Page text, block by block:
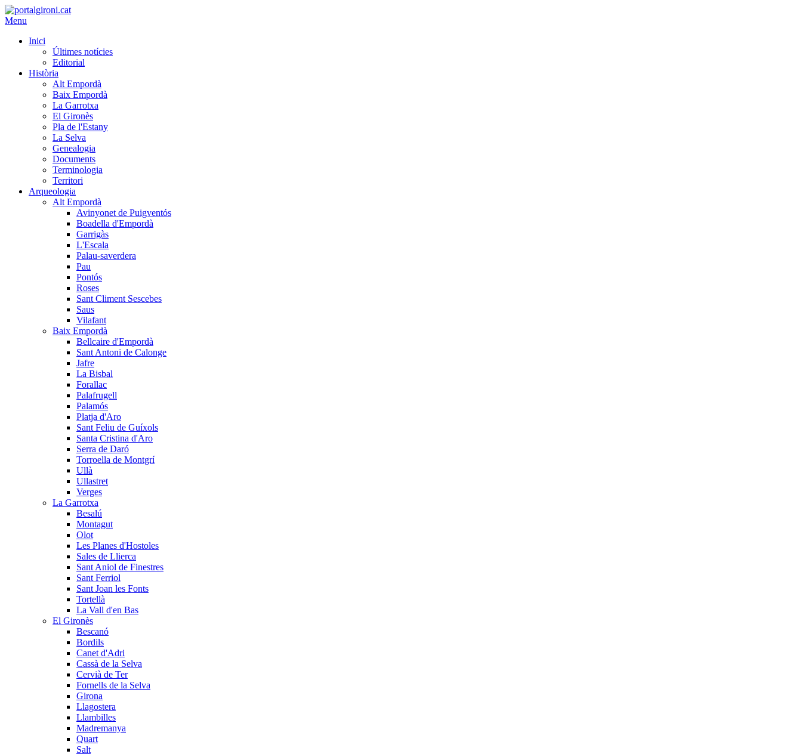
Menu
Inici
Últimes notícies
Editorial
Història
Alt Empordà
Baix Empordà
La Garrotxa
El Gironès
Pla de l'Estany
La Selva
Genealogia
Documents
Terminologia
Territori
Arqueologia
Alt Empordà
Avinyonet de Puigventós
Boadella d'Empordà
Garrigàs
L'Escala
Palau-saverdera
Pau
Pontós
Roses
Sant Climent Sescebes
Saus
Vilafant
Baix Empordà
Bellcaire d'Empordà
Sant Antoni de Calonge
Jafre
La Bisbal
Forallac
Palafrugell
Palamós
Platja d'Aro
Sant Feliu de Guíxols
Santa Cristina d'Aro
Serra de Daró
Torroella de Montgrí
Ullà
Ullastret
Verges
La Garrotxa
Besalú
Montagut
Olot
Les Planes d'Hostoles
Sales de Llierca
Sant Aniol de Finestres
Sant Ferriol
Sant Joan les Fonts
Tortellà
La Vall d'en Bas
El Gironès
Bescanó
Bordils
Canet d'Adri
Cassà de la Selva
Cervià de Ter
Fornells de la Selva
Girona
Llagostera
Llambilles
Madremanya
Quart
Salt